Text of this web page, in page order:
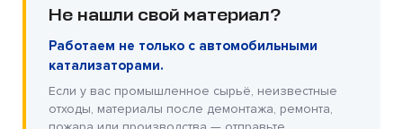
Не нашли свой материал?
Работаем не только с автомобильными
катализаторами.
Если у вас промышленное сырьё, неизвестные
отходы, материалы после демонтажа, ремонта,